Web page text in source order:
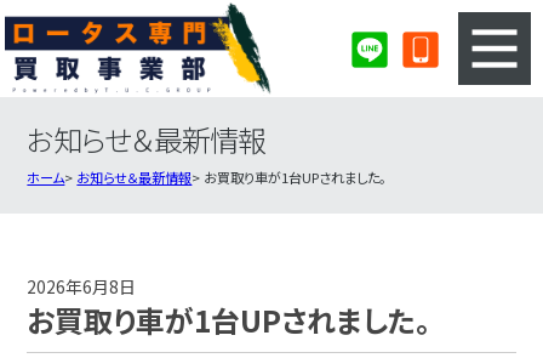
3ステップのカンタン査定
ロータス買取実績
お知らせ＆最新情報
ホーム お知らせ＆最新情報 お買取り車が1台UPされました。
2026年6月8日
お買取り車が1台UPされました。